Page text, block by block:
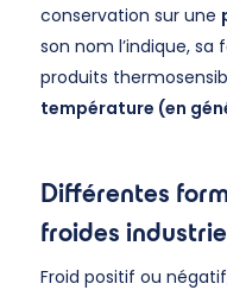
conservation sur une
son nom l’indique,
produits
température (en
Différentes
froides
Froid positif ou